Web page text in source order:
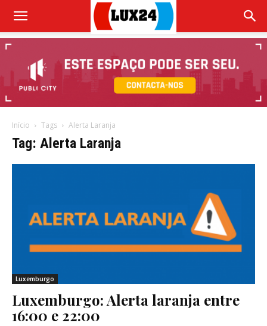
Início Tags Alerta Laranja
Tag: Alerta Laranja
Luxemburgo
Luxemburgo: Alerta laranja entre
16:00 e 22:00